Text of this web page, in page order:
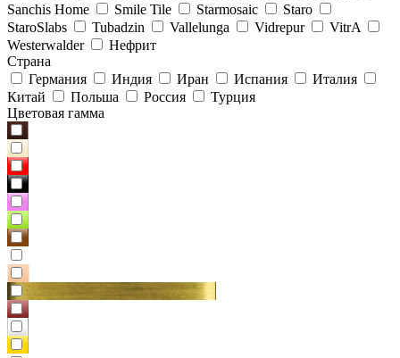
Sanchis Home
Smile Tile Starmosaic
Staro
StaroSlabs
Tubadzin Vallelunga Vidrepur
VitrA
Westerwalder
Нефрит
Страна
Германия
Индия Иран Испания
Италия
Китай
Польша Россия
Турция
Цветовая гамма